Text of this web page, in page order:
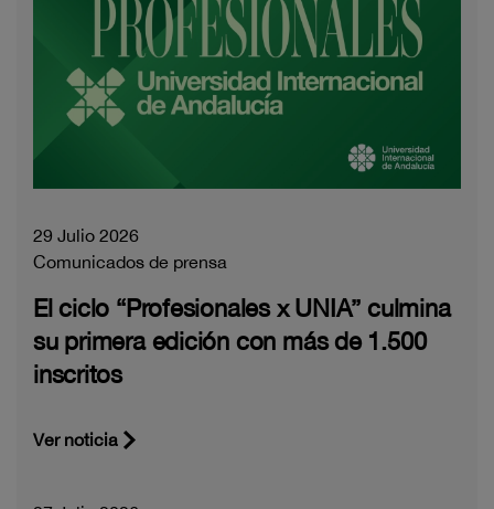
29 Julio 2026
Comunicados de prensa
El ciclo “Profesionales x UNIA” culmina
su primera edición con más de 1.500
inscritos
Ver noticia